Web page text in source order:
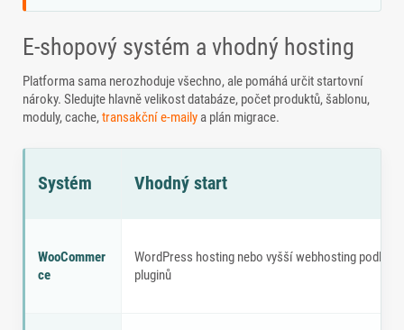
E-shopový systém a vhodný hosting
Platforma sama nerozhoduje všechno, ale pomáhá určit startovní
nároky. Sledujte hlavně velikost databáze, počet produktů, šablonu,
moduly, cache,transakční e-maily a plán migrace.
Systém Vhodný start
WooCommer
ce
WordPress hosting nebo vyšší webhosting podle
pluginů